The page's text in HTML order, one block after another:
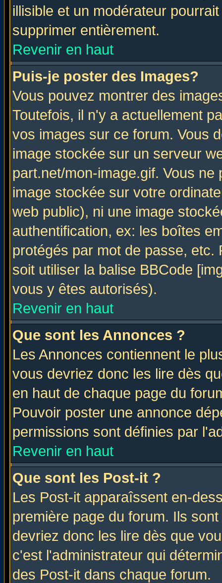
illisible et un modérateur
supprimer entièrement.
Revenir en haut
Puis-je poster des Images?
Vous pouvez montrer des
Toutefois, il n'y a actuellement
vos images sur ce forum. Vous
image stockée sur un serveur
part.net/mon-image.gif. Vous
image stockée sur votre
web public), ni une image
authentification, ex: les boîtes
protégés par mot de passe,
soit utiliser la balise BBCode
vous y êtes autorisés).
Revenir en haut
Que sont les Annonces ?
Les Annonces contiennent le
vous devriez donc les lire dès
en haut de chaque page du
Pouvoir poster une annonce
permissions sont définies par
Revenir en haut
Que sont les Post-it ?
Les Post-it apparaîssent en-
première page du forum. Ils
devriez donc les lire dès que
c'est l'administrateur qui
des Post-it dans chaque forum.